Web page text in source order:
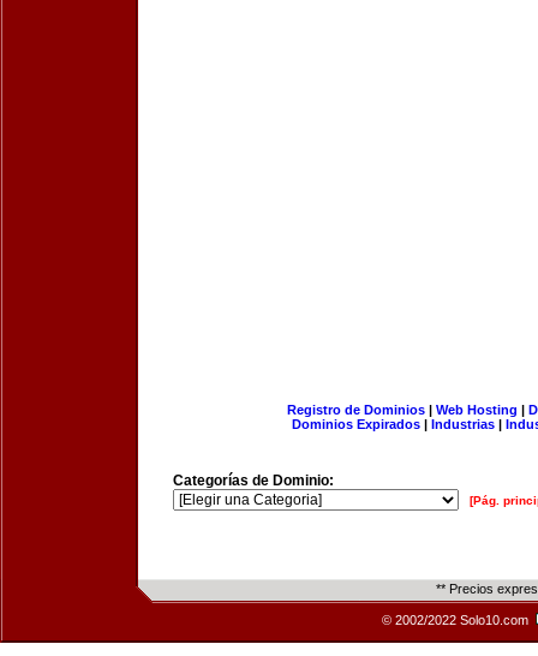
Registro de Dominios| Web Hosting |
Dominios Expirados | Industrias |
Categorías de Dominio:
[Pág.
** Precios
© 2002/2022 Solo10.com